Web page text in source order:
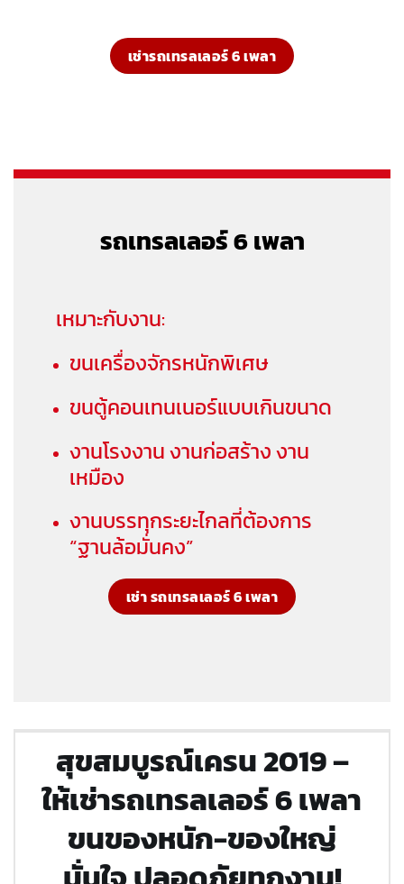
เช่ารถเทรลเลอร์ 6 เพลา
รถเทรลเลอร์ 6 เพลา
เหมาะกับงาน:
ขนเครื่องจักรหนักพิเศษ
ขนตู้คอนเทนเนอร์แบบเกินขนาด
งานโรงงาน งานก่อสร้าง งาน
เหมือง
งานบรรทุกระยะไกลที่ต้องการ
“ฐานล้อมั่นคง”
เช่า รถเทรลเลอร์ 6 เพลา
สุขสมบูรณ์เครน 2019 –
ให้เช่ารถเทรลเลอร์ 6 เพลา
ขนของหนัก-ของใหญ่